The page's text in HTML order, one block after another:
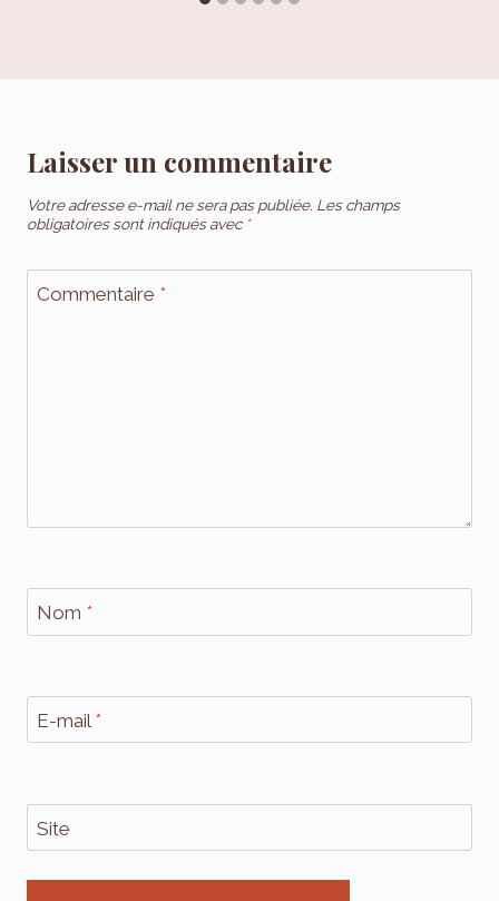
Laisser un commentaire
Votre adresse e-mail ne sera pas publiée. Les champs
obligatoires sont indiqués avec *
Commentaire *
Nom *
E-mail *
Site